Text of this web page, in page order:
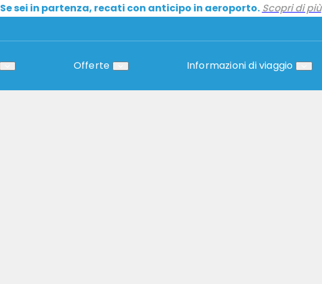
Se sei in partenza, recati con anticipo in aeroporto. Scopri di più
Offerte Informazioni di viaggio